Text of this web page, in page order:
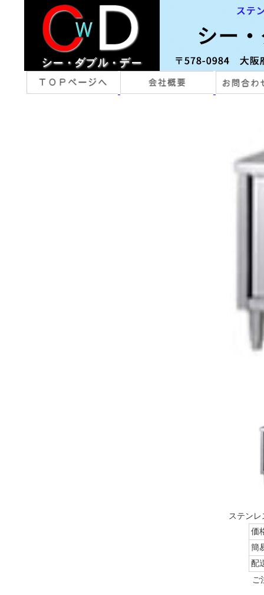
ステンレ
価
簡
配
ご